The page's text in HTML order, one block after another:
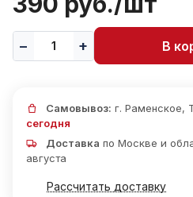
В
Самовывоз: г. Раменское,
сегодня
Доставка по Москве и
августа
Рассчитать доставку